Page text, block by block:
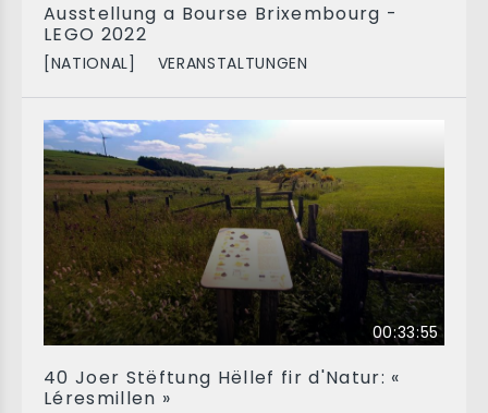
Ausstellung a Bourse Brixembourg -
LEGO 2022
[NATIONAL] VERANSTALTUNGEN
00:33:55
40 Joer Stëftung Hëllef fir d'Natur: «
Léresmillen »